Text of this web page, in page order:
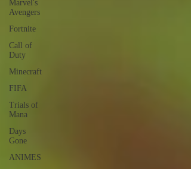
Marvel's
Avengers
Fortnite
Call of
Duty
Minecraft
FIFA
Trials of
Mana
Days
Gone
ANIMES